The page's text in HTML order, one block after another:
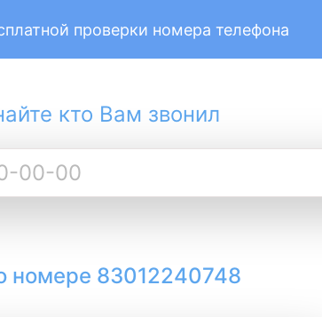
проверки номера телефона
кто Вам звонил
номере 83012240748